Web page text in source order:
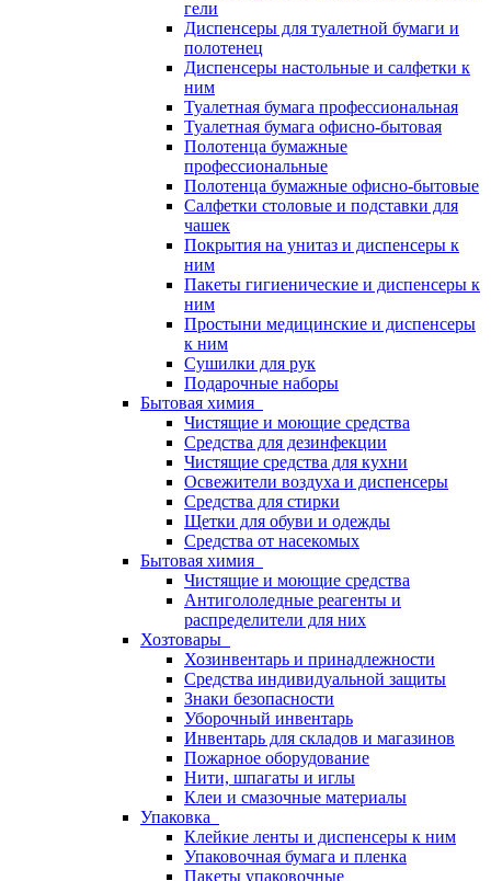
гели
Диспенсеры для туалетной бумаги и
полотенец
Диспенсеры настольные и салфетки к
ним
Туалетная бумага профессиональная
Туалетная бумага офисно-бытовая
Полотенца бумажные
профессиональные
Полотенца бумажные офисно-бытовые
Салфетки столовые и подставки для
чашек
Покрытия на унитаз и диспенсеры к
ним
Пакеты гигиенические и диспенсеры к
ним
Простыни медицинские и диспенсеры
к ним
Сушилки для рук
Подарочные наборы
Бытовая химия
Чистящие и моющие средства
Средства для дезинфекции
Чистящие средства для кухни
Освежители воздуха и диспенсеры
Средства для стирки
Щетки для обуви и одежды
Средства от насекомых
Бытовая химия
Чистящие и моющие средства
Антигололедные реагенты и
распределители для них
Хозтовары
Хозинвентарь и принадлежности
Средства индивидуальной защиты
Знаки безопасности
Уборочный инвентарь
Инвентарь для складов и магазинов
Пожарное оборудование
Нити, шпагаты и иглы
Клеи и смазочные материалы
Упаковка
Клейкие ленты и диспенсеры к ним
Упаковочная бумага и пленка
Пакеты упаковочные